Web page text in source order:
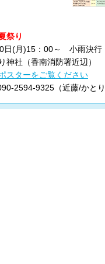
祭り
日(月)15：00～ 小雨決行
神社（香南消防署近辺）
スターをご覧ください
2594-9325（近藤/かと